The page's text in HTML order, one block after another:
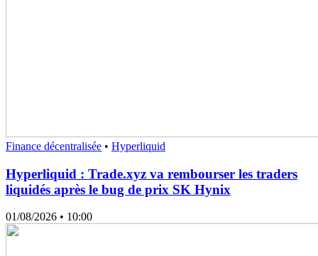
Finance décentralisée • Hyperliquid
Hyperliquid : Trade.xyz va rembourser les traders
liquidés après le bug de prix SK Hynix
01/08/2026 • 10:00